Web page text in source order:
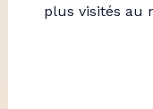
plus visités au